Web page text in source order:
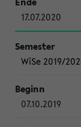
17.07.2020
WiSe 2019/
07.10.2019